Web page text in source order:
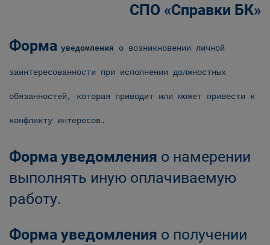
СПО «Справки БК»
Форма уведомления о возникновении личной
заинтересованности при исполнении должностных
обязанностей, которая приводит или может привести к
конфликту интересов.
Форма уведомления о намерении
выполнять иную оплачиваемую
работу.
Форма уведомления о получении